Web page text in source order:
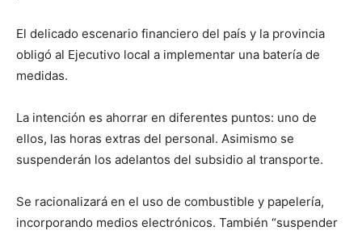
El delicado escenario financiero del país y la provincia
obligó al Ejecutivo local a implementar una batería de
medidas.
La intención es ahorrar en diferentes puntos: uno de
ellos, las horas extras del personal. Asimismo se
suspenderán los adelantos del subsidio al transporte.
Se racionalizará en el uso de combustible y papelería,
incorporando medios electrónicos. También “suspender